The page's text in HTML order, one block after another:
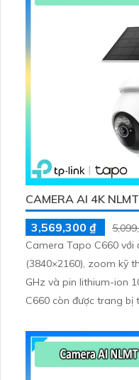
CAMERA AI 4K
3,569,300 ₫
Camera Tapo C660 với
(3840×2160), zoom kỹ
GHz và pin lithium-ion
C660 còn được trang bị
tiện, lưu trữ thẻ